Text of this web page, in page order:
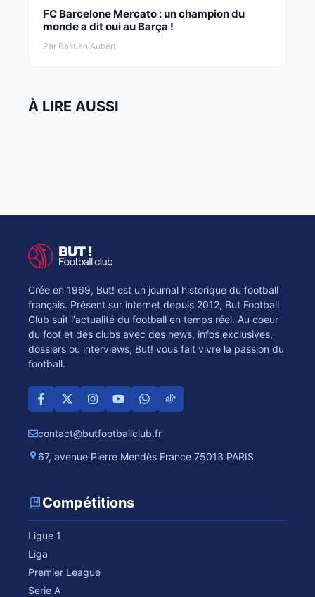
FC Barcelone Mercato : un champion du
monde a dit oui au Barça !
Par Bastien Aubert
À LIRE AUSSI
Crée en 1969, But! est un journal historique du football
français. Présent sur internet depuis 2012, But Football
Club suit l'actualité du football en temps réel. Au coeur
du foot et des clubs avec des news, infos exclusives,
dossiers ou interviews, But! vous fait vivre la passion du
football.
contact@butfootballclub.fr
67, avenue Pierre Mendès France 75013 PARIS
Compétitions
Ligue 1
Liga
Premier League
Serie A